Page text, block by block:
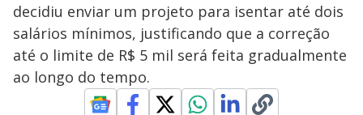
decidiu enviar um projeto para isentar até dois
salários mínimos, justificando que a correção
até o limite de R$ 5 mil será feita gradualmente
ao longo do tempo.